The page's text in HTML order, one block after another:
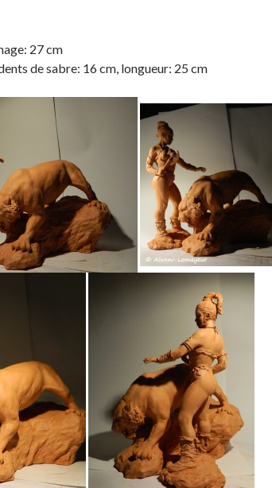
27 cm
de sabre: 16 cm, longueur: 25 cm